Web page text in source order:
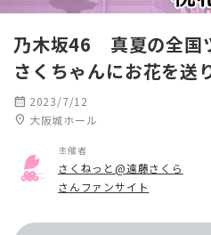
乃木坂46 真夏の全国
さくちゃんにお花を送
calendar_month 2023/7/12
location_on 大阪城ホール
主催者
さくねっと@遠藤さくら
さんファンサイト